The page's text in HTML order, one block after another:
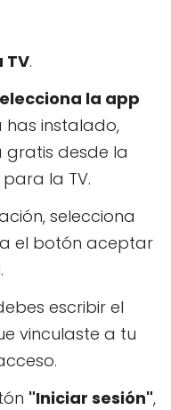
TV.
la app
has instalado,
desde la
la TV.
selecciona
el botón aceptar
escribir el
vinculaste a tu
"Iniciar sesión",